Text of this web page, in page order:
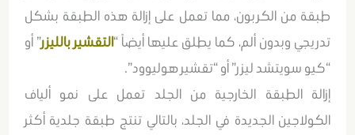
طبقة من الكربون، مما تعمل على إزالة هذه الطبقة بشكل
تدريجي وبدون ألم، كما يطلق عليها أيضاً “التقشير بالليزر” أو
“كيو سويتشد ليزر” أو “تقشير هوليوود”.
إزالة الطبقة الخارجية من الجلد تعمل على نمو ألياف
الكولاجين الجديدة في الجلد، بالتالي تنتج طبقة جلدية أكثر